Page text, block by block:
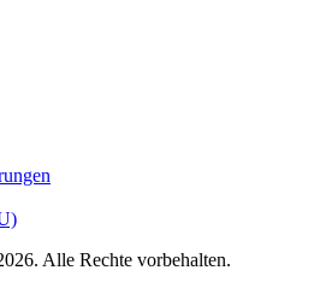
Alle Rechte vorbehalten.